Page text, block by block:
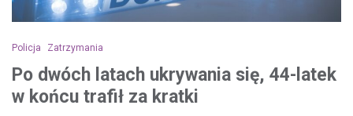
Policja Zatrzymania
Po dwóch latach ukrywania się, 44-latek
w końcu trafił za kratki